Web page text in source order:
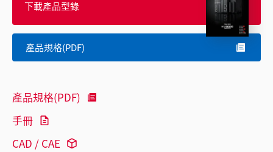
下載產品型錄
產品規格(PDF)
產品規格(PDF)
手冊
CAD / CAE